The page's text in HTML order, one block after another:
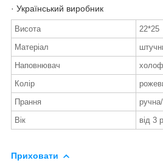
· Український виробник
Висота
22*25
Матеріал
Наповнювач
Колір
Прання
Вік
від 3
Приховати